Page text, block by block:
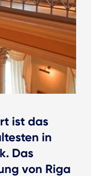
ist das
in
Das
von Riga